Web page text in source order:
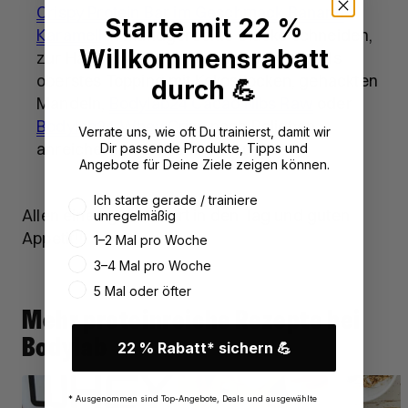
Crispy Protein Bar im Geschmack Banane
Karamell
in mundgerechte Stücke schneiden,
zur Haferflockenmischung geben und als
oberstes Topping mit Kokosflocken, gehackten
Mandeln,
Bodylab24 Cacao Nibs Raw
Bodylab24 Whey Crispnach Belieben
anreichern und/oder bestreuen.
Allen einen guten Start in den Tag und guten
Appetit!!
Mehr proteinreiche Rezepte bei
Bodylab
Starte mit 22 %
Willkommensrabatt
durch 💪
Verrate uns, wie oft Du trainierst, damit wir
Dir passende Produkte, Tipps und
Angebote für Deine Ziele zeigen können.
Wie oft trainierst du aktuell?
Ich starte gerade / trainiere
unregelmäßig
1–2 Mal pro Woche
3–4 Mal pro Woche
5 Mal oder öfter
22 % Rabatt* sichern 💪
* Ausgenommen sind Top-Angebote, Deals und ausgewählte